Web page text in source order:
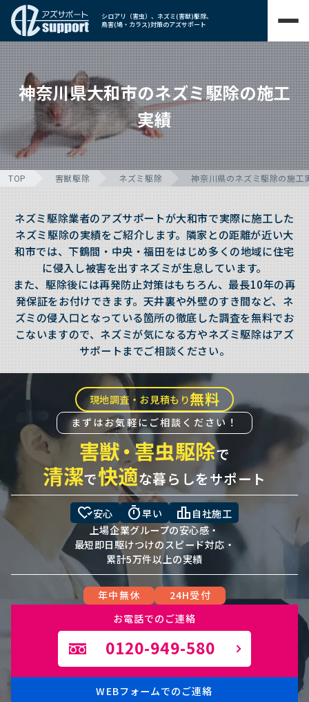
シロアリ（害虫）、ネズミ(害獣)駆除、
鳥害(鳩・カラス)対策のアズサポート
神奈川県大和市のネズミ駆除の施工
実績
TOP 害獣駆除 ネズミ駆除 神奈川県のネズミ駆除の施工
ネズミ駆除業者のアズサポートが大和市で実際に施工した
ネズミ駆除の実績をご紹介します。隣家との距離が近い大
和市では、下鶴間・中央・福田をはじめ多くの地域に住宅
に侵入し被害を出すネズミが生息しています。
また、駆除後には再発防止対策はもちろん、最長10年の再
発保証をお付けできます。天井裏や外壁のすき間など、ネ
ズミの侵入口となっている箇所の徹底した調査を無料でお
こないますので、ネズミが気になる方やネズミ駆除はアズ
サポートまでご相談ください。
現地調査・お見積もり無料
まずはお気軽にご相談ください！
害獣・害虫駆除で
清潔で快適な暮らしをサポート
heart_check安心 timer早い leaderboard 自社施工
上場企業グループの安心感・
最短即日駆けつけのスピード対応・
累計5万件以上の実績
年中無休
24H受付
お電話でのご連絡
0120-949-580
WEBフォームでのご連絡